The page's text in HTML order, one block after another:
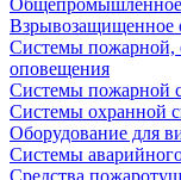
Общепромышленное
Взрывозащищенное
Системы пожарной,
оповещения
Системы пожарной
Системы охранной
Оборудование для
Системы
Средства